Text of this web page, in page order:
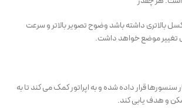
بالاتری داشته باشد وضوح تصویر بالاتر و سرعت
تغییر موضع خواهد داشت.
سنسورها قرار داده شده و به اپراتور کمک می کند تا به
و هدف یابی کند.